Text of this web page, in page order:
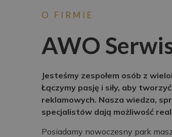
O FIRMIE
AWO
Jesteśmy zespołem osób z
Łączymy pasję i siły, aby
reklamowych. Nasza wiedza,
specjalistów dają możliwość
Posiadamy nowoczesny park